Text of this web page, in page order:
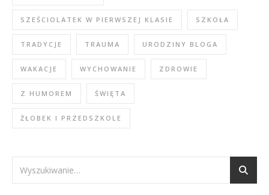
SZEŚCIOLATEK W PIERWSZEJ KLASIE SZKOŁA
TRADYCJE TRAUMA URODZINY BLOGA
WAKACJE WYCHOWANIE ZDROWIE
Z HUMOREM ŚWIĘTA
ŻŁOBEK I PRZEDSZKOLE